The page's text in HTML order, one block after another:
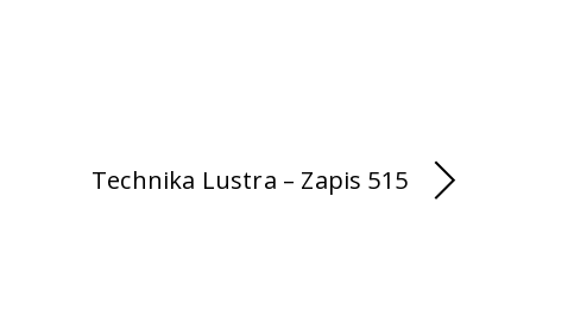
Technika Lustra – Zapis 515